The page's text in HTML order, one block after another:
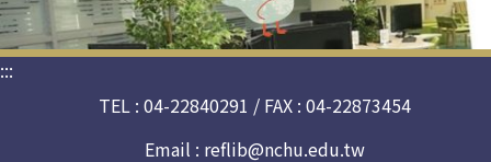
:::
TEL : 04-22840291 / FAX : 04-22873454
Email : reflib@nchu.edu.tw